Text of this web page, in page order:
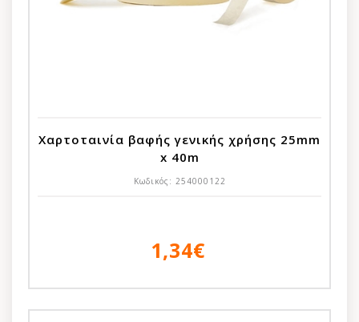
Χαρτοταινία βαφής γενικής χρήσης 25mm
x 40m
Κωδικός: 254000122
1,34€